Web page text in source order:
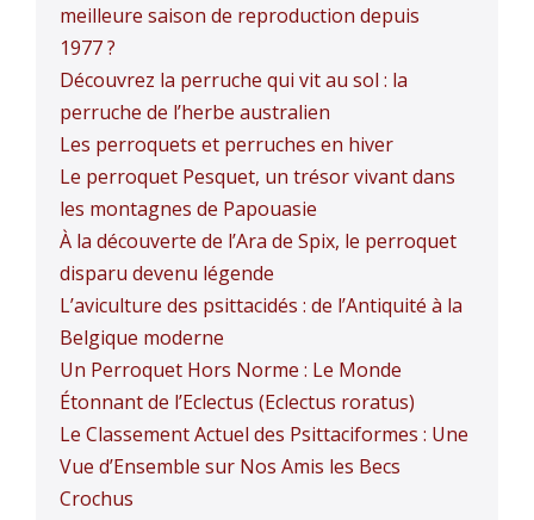
meilleure saison de reproduction depuis
1977 ?
Découvrez la perruche qui vit au sol : la
perruche de l’herbe australien
Les perroquets et perruches en hiver
Le perroquet Pesquet, un trésor vivant dans
les montagnes de Papouasie
À la découverte de l’Ara de Spix, le perroquet
disparu devenu légende
L’aviculture des psittacidés : de l’Antiquité à la
Belgique moderne
Un Perroquet Hors Norme : Le Monde
Étonnant de l’Eclectus (Eclectus roratus)
Le Classement Actuel des Psittaciformes : Une
Vue d’Ensemble sur Nos Amis les Becs
Crochus